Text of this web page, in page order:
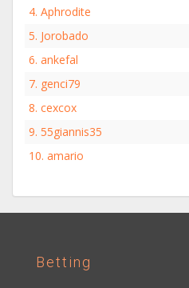
4. Aphrodite
5. Jorobado
6. ankefal
7. genci79
8. cexcox
9. 55giannis35
10. amario
Betting